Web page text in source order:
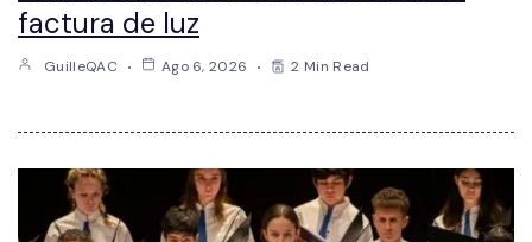
factura de luz
GuilleQAC Ago 6, 2026 2 Min Read